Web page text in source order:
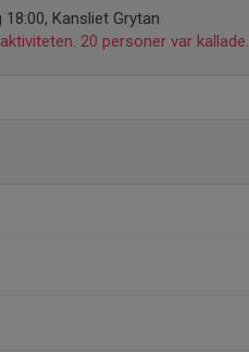
18:00, Kansliet Grytan
20 personer var kallade.